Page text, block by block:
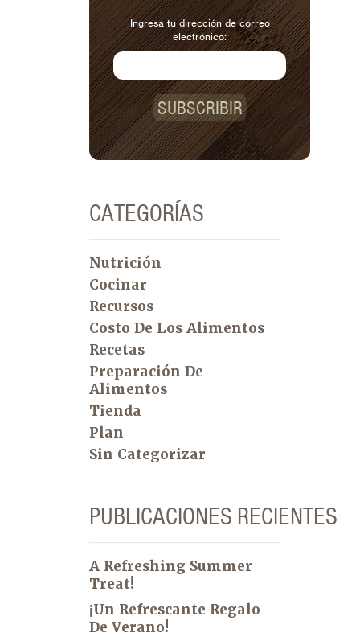
Ingresa tu dirección de correo
electrónico:
SUBSCRIBIR
CATEGORÍAS
Nutrición
Cocinar
Recursos
Costo De Los Alimentos
Recetas
Preparación De
Alimentos
Tienda
Plan
Sin Categorizar
PUBLICACIONES RECIENTES
A Refreshing Summer
Treat!
¡Un Refrescante Regalo
De Verano!